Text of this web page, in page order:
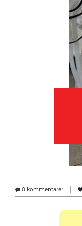
0 kommentarer